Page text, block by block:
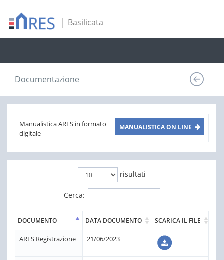
| Basilicata
Documentazione
Manualistica ARES in formato
digitale
MANUALISTICA ON LINE
risultati
Cerca:
DOCUMENTO DATA DOCUMENTO SCARICA IL FILE
ARES Registrazione 21/06/2023